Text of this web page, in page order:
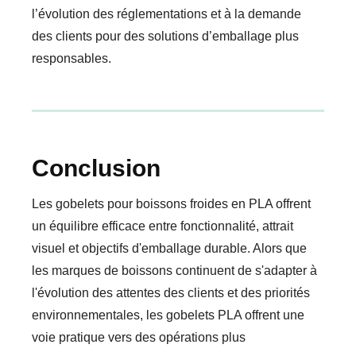
l’évolution des réglementations et à la demande
des clients pour des solutions d’emballage plus
responsables.
Conclusion
Les gobelets pour boissons froides en PLA offrent
un équilibre efficace entre fonctionnalité, attrait
visuel et objectifs d'emballage durable. Alors que
les marques de boissons continuent de s'adapter à
l'évolution des attentes des clients et des priorités
environnementales, les gobelets PLA offrent une
voie pratique vers des opérations plus